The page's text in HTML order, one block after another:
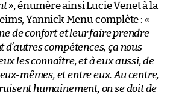
», énumère ainsi Lucie Venet à la
Yannick Menu complète : «
de confort et leur faire prendre
d’autres compétences, ça nous
les connaître, et à eux aussi, de
mêmes, et entre eux. Au centre,
humainement, on se doit de